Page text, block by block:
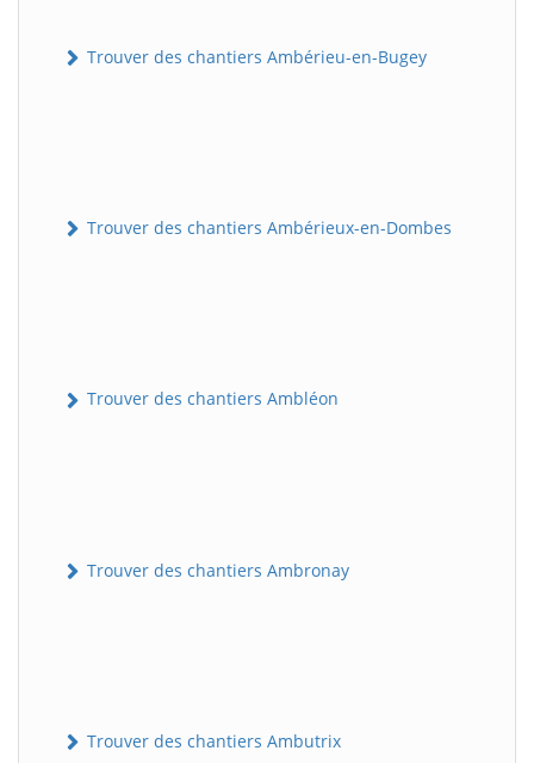
Trouver des chantiers Ambérieu-en-Bugey
Trouver des chantiers Ambérieux-en-Dombes
Trouver des chantiers Ambléon
Trouver des chantiers Ambronay
Trouver des chantiers Ambutrix